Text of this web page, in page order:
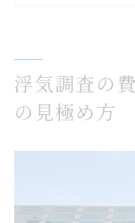
探偵による浮気
浮気調査の
れ
浮気調査で
浮気調査に
浮気調査の
の見極め方